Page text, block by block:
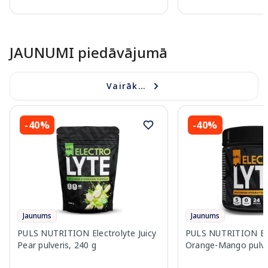
JAUNUMI piedāvājumā
Vairāk...
-40%
Jaunums
PULS NUTRITION Electrolyte Juicy
Pear pulveris, 240 g
-40%
Jaunums
PULS NUTRITION
Orange-Mango